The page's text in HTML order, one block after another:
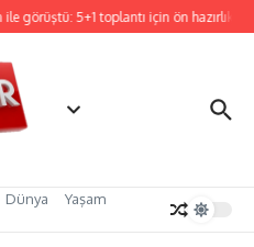
görüştü: 5+1 toplantı için ön hazırlık
Dünya
Yaşam